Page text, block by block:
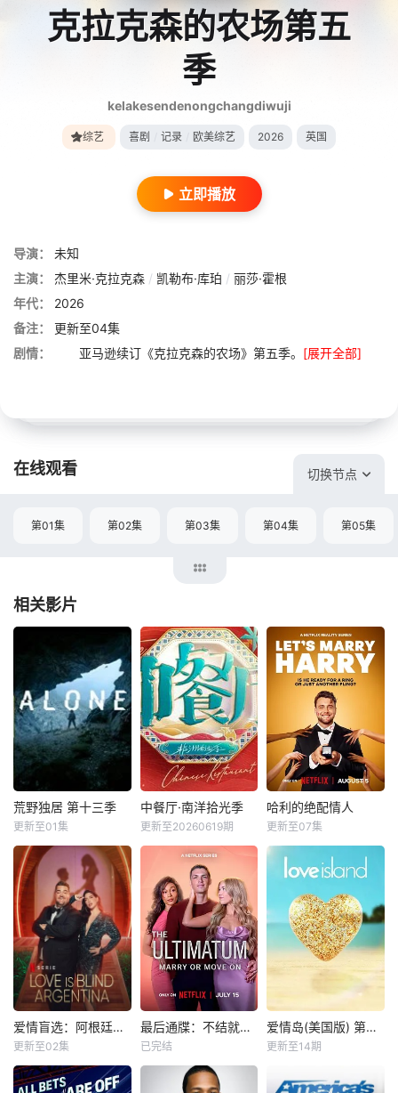
克拉克森的农场第五
季
kelakesendenongchangdiwuji
综艺 喜剧 记录 欧美综艺 2026 英国
立即播放
导演：
未知
主演：
杰里米·克拉克森 / 凯勒布·库珀 / 丽莎·霍根
年代：
2026
备注：
更新至04集
剧情：
亚马逊续订《克拉克森的农场》第五季。 [展开全部]
在线观看 切换节点
第01集 第02集 第03集 第04集 第05集
相关影片
荒野独居 第十三季
In Alone's drie
st location yet, te
n new participant
s must survive in t
he Great Karoo de
sert as
荒野独居 第十三季
更新至01集
中餐厅·南洋拾光季
《中餐厅》第十
年，将在“南洋拾
光”的氛围中，打造
一家独具风格特色
的田园餐厅。内容
场景上，除餐厅本
体外，还将设置家
禽、鲜蔬、河鲜等
不同餐厅区域，合
伙人需要开拓经营
思路，完成经营目
将引入
中餐厅·南洋拾光季
更新至20260619期
哈利的绝配情人
He’s flirted, fal
len in love, hooke
d up, and broken
哈利的绝配情人
更新至07集
爱情盲选：阿根廷篇第二季 爱情盲选：阿根廷篇第二季
更新至02集
最后通牒：不结就分第四季 最后通牒：不结就分第四季
已完结
爱情岛(美国版) 第八季
Tefi·Pessoa
爱情岛(美国版) 第八季
更新至14期